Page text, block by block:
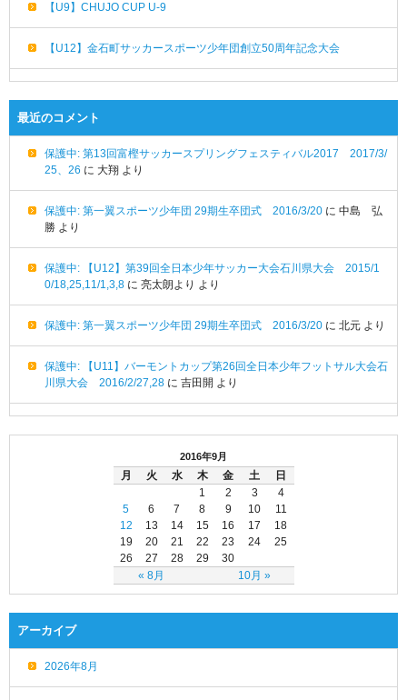
【U9】CHUJO CUP U-9
【U12】金石町サッカースポーツ少年団創立50周年記念大会
最近のコメント
保護中: 第13回富樫サッカースプリングフェスティバル2017 2017/3/
25、26 に 大翔 より
保護中: 第一翼スポーツ少年団 29期生卒団式 2016/3/20 に 中島 弘
勝 より
保護中: 【U12】第39回全日本少年サッカー大会石川県大会 2015/1
0/18,25,11/1,3,8 に 亮太朗より より
保護中: 第一翼スポーツ少年団 29期生卒団式 2016/3/20 に 北元 より
保護中: 【U11】バーモントカップ第26回全日本少年フットサル大会石
川県大会 2016/2/27,28 に 吉田開 より
2016年9月
月 火 水 木 金 土 日
« 8月 10月 »
1 2 3
4
5
6 7 8 9 10
11
12
13 14 15 16 17
18
19
20 21 22 23 24
25
26
27 28 29 30
アーカイブ
2026年8月